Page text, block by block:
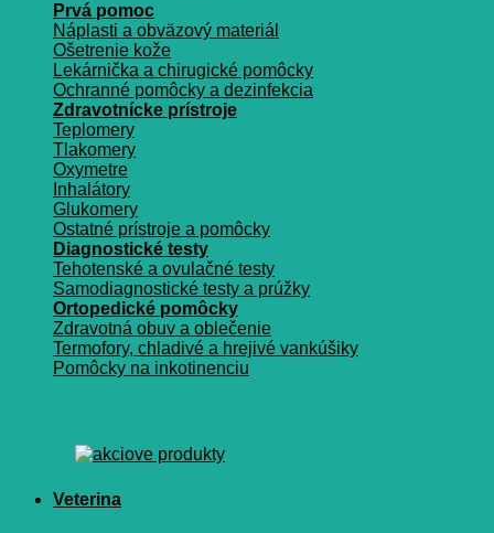
Prvá pomoc
Náplasti a obväzový materiál
Ošetrenie kože
Lekárnička a chirugické pomôcky
Ochranné pomôcky a dezinfekcia
Zdravotnícke prístroje
Teplomery
Tlakomery
Oxymetre
Inhalátory
Glukomery
Ostatné prístroje a pomôcky
Diagnostické testy
Tehotenské a ovulačné testy
Samodiagnostické testy a prúžky
Ortopedické pomôcky
Zdravotná obuv a oblečenie
Termofory, chladivé a hrejivé vankúšiky
Pomôcky na inkotinenciu
Veterina